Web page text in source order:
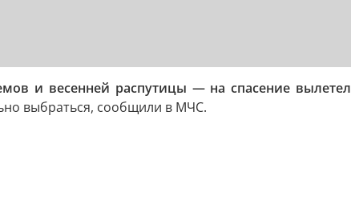
и весенней распутицы — на спасение вылетел
выбраться, сообщили в МЧС.